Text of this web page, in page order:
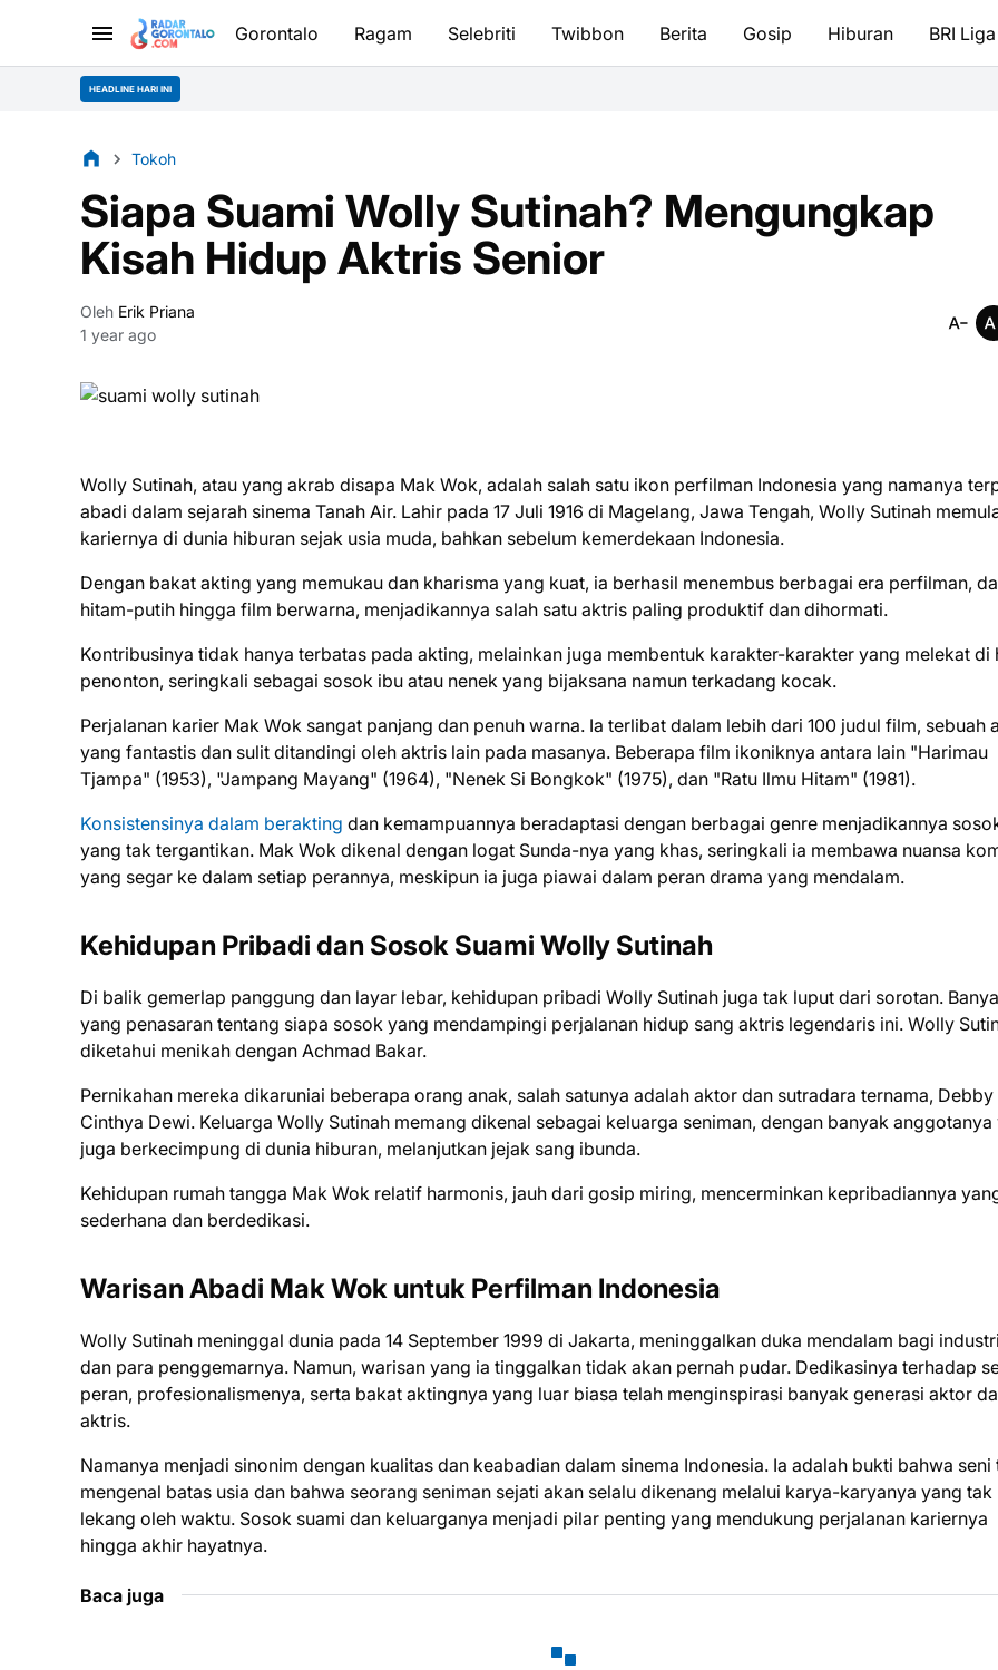
Gorontalo Ragam Selebriti Twibbon Berita Gosip Hiburan BRI Liga
HEADLINE HARI INI
Tokoh
Siapa Suami Wolly Sutinah? Mengungkap
Kisah Hidup Aktris Senior
Oleh Erik Priana
1 year ago
Wolly Sutinah, atau yang akrab disapa Mak Wok, adalah salah satu ikon perfilman Indonesia yang namanya
abadi dalam sejarah sinema Tanah Air. Lahir pada 17 Juli 1916 di Magelang, Jawa Tengah, Wolly Sutinah
kariernya di dunia hiburan sejak usia muda, bahkan sebelum kemerdekaan Indonesia.
Dengan bakat akting yang memukau dan kharisma yang kuat, ia berhasil menembus berbagai era perfilman,
hitam-putih hingga film berwarna, menjadikannya salah satu aktris paling produktif dan dihormati.
Kontribusinya tidak hanya terbatas pada akting, melainkan juga membentuk karakter-karakter yang melekat di
penonton, seringkali sebagai sosok ibu atau nenek yang bijaksana namun terkadang kocak.
Perjalanan karier Mak Wok sangat panjang dan penuh warna. Ia terlibat dalam lebih dari 100 judul film, sebuah
yang fantastis dan sulit ditandingi oleh aktris lain pada masanya. Beberapa film ikoniknya antara lain "Harimau
Tjampa" (1953), "Jampang Mayang" (1964), "Nenek Si Bongkok" (1975), dan "Ratu Ilmu Hitam" (1981).
Konsistensinya dalam berakting dan kemampuannya beradaptasi dengan berbagai genre menjadikannya
yang tak tergantikan. Mak Wok dikenal dengan logat Sunda-nya yang khas, seringkali ia membawa nuansa
yang segar ke dalam setiap perannya, meskipun ia juga piawai dalam peran drama yang mendalam.
Kehidupan Pribadi dan Sosok Suami Wolly Sutinah
Di balik gemerlap panggung dan layar lebar, kehidupan pribadi Wolly Sutinah juga tak luput dari sorotan.
yang penasaran tentang siapa sosok yang mendampingi perjalanan hidup sang aktris legendaris ini. Wolly
diketahui menikah dengan Achmad Bakar.
Pernikahan mereka dikaruniai beberapa orang anak, salah satunya adalah aktor dan sutradara ternama, Debby
Cinthya Dewi. Keluarga Wolly Sutinah memang dikenal sebagai keluarga seniman, dengan banyak anggotanya
juga berkecimpung di dunia hiburan, melanjutkan jejak sang ibunda.
Kehidupan rumah tangga Mak Wok relatif harmonis, jauh dari gosip miring, mencerminkan kepribadiannya
sederhana dan berdedikasi.
Warisan Abadi Mak Wok untuk Perfilman Indonesia
Wolly Sutinah meninggal dunia pada 14 September 1999 di Jakarta, meninggalkan duka mendalam bagi
dan para penggemarnya. Namun, warisan yang ia tinggalkan tidak akan pernah pudar. Dedikasinya terhadap
peran, profesionalismenya, serta bakat aktingnya yang luar biasa telah menginspirasi banyak generasi aktor
aktris.
Namanya menjadi sinonim dengan kualitas dan keabadian dalam sinema Indonesia. Ia adalah bukti bahwa seni
mengenal batas usia dan bahwa seorang seniman sejati akan selalu dikenang melalui karya-karyanya yang tak
lekang oleh waktu. Sosok suami dan keluarganya menjadi pilar penting yang mendukung perjalanan kariernya
hingga akhir hayatnya.
Baca juga